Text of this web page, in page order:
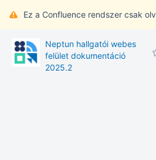
Ez a Confluence rendszer csak
Neptun hallgatói webes
felület dokumentáció
2025.2